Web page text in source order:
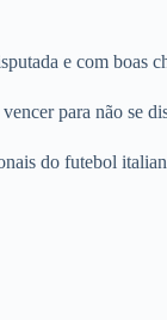
e com boas
para não se
do futebol